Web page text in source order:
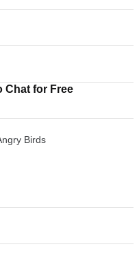
Chat for Free
Birds